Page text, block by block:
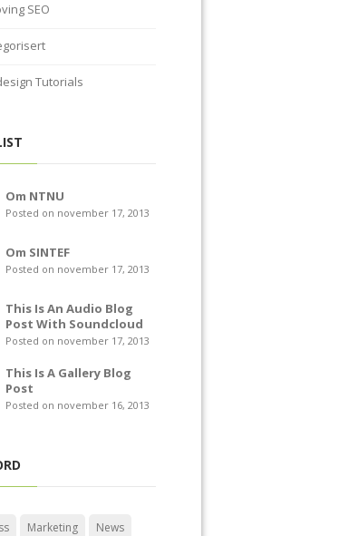
SEO
Tutorials
Om NTNU
Posted on november 17, 2013
Om SINTEF
Posted on november 17, 2013
This Is An Audio Blog
Post With Soundcloud
Posted on november 17, 2013
This Is A Gallery Blog
Post
Posted on november 16, 2013
Marketing News